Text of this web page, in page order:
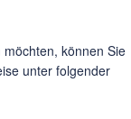
können Sie
unter folgender